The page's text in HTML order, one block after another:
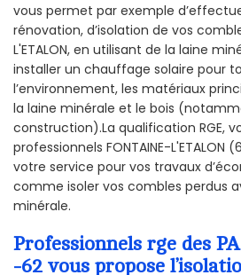
vous permet par exemple
rénovation, d’isolation de vos
L'ETALON, en utilisant de la laine
installer un chauffage solaire pour
l’environnement, les matériaux
la laine minérale et le bois
construction).La qualification RGE,
professionnels FONTAINE-L'ETALON
votre service pour vos travaux
comme isoler vos combles perdus
minérale.
Professionnels rge des
-62 vous propose